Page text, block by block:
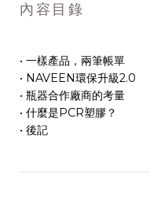
內容目錄
• 一樣產品，兩筆帳單
• NAVEEN環保升級2.0
• 瓶器合作廠商的考量
• 什麼是PCR塑膠？
• 後記